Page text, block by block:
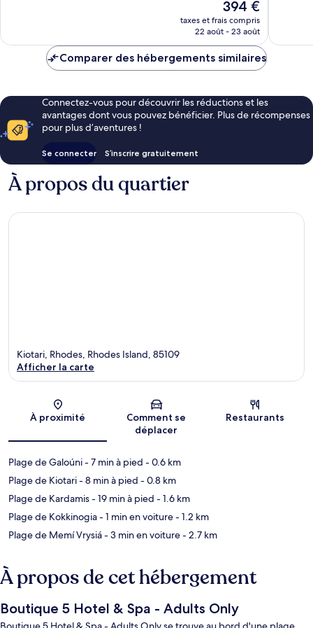
Le
nouveau
prix
de
394 €
taxes et frais compris
22 août - 23 août
Comparer des hébergements similaires
Connectez-vous pour découvrir les réductions et les
avantages dont vous pouvez bénéficier. Plus de récompenses
pour plus d’aventures !
Se connecter S’inscrire gratuitement
À propos du quartier
Carte
Kiotari, Rhodes, Rhodes Island, 85109
Afficher la carte
À proximité
Comment se
déplacer
Restaurants
Plage de Galoúni- 7 min à pied - 0.6 km
Plage de Kiotari- 8 min à pied - 0.8 km
Plage de Kardamis- 19 min à pied - 1.6 km
Plage de Kokkinogia- 1 min en voiture- 1.2 km
Plage de Memí Vrysiá- 3 min en voiture- 2.7 km
À propos de cet hébergement
Boutique 5 Hotel & Spa - Adults Only